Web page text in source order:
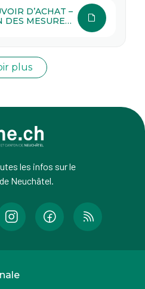
D’ACHAT –
DES MESURES
plus
les infos sur le
Neuchâtel.